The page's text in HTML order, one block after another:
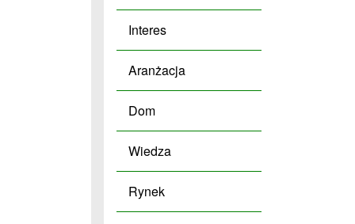
Interes
Aranżacja
Dom
Wiedza
Rynek